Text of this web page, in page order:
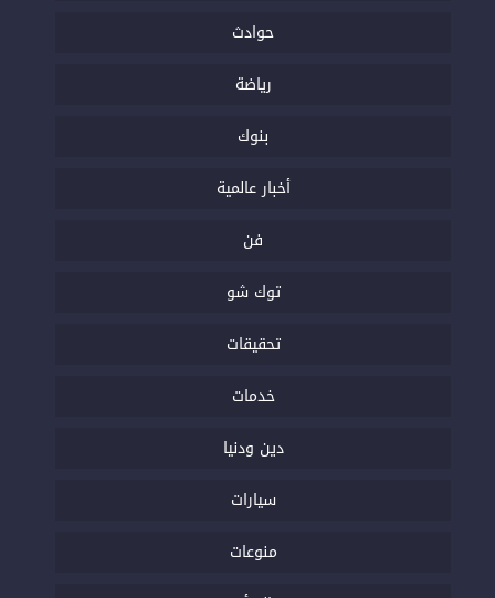
حوادث
رياضة
بنوك
أخبار عالمية
فن
توك شو
تحقيقات
خدمات
دين ودنيا
سيارات
منوعات